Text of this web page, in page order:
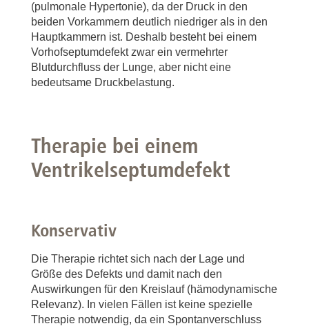
(pulmonale Hypertonie), da der Druck in den
beiden Vorkammern deutlich niedriger als in den
Hauptkammern ist. Deshalb besteht bei einem
Vorhofseptumdefekt zwar ein vermehrter
Blutdurchfluss der Lunge, aber nicht eine
bedeutsame Druckbelastung.
Therapie bei einem
Ventrikelseptumdefekt
Konservativ
Die Therapie richtet sich nach der Lage und
Größe des Defekts und damit nach den
Auswirkungen für den Kreislauf (hämodynamische
Relevanz). In vielen Fällen ist keine spezielle
Therapie notwendig, da ein Spontanverschluss